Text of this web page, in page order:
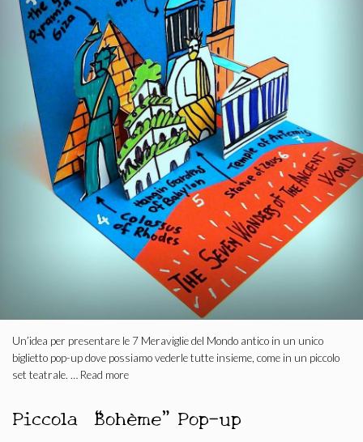
Un’idea per presentare le 7 Meraviglie del Mondo antico in un unico
biglietto pop-up dove possiamo vederle tutte insieme, come in un piccolo
set teatrale. … Read more
Piccola “Bohème” Pop-up